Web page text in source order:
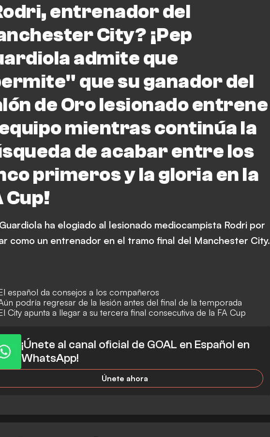
entrenador del
City? ¡Pep
admite que
que su ganador del
de Oro lesionado entrene
mientras continúa la
de acabar entre los
primeros y la gloria en la
Cup!
ha elogiado al lesionado mediocampista Rodri por
como un entrenador en el tramo final del Manchester City.
español da consejos a los compañeros
podría regresar de la lesión antes del final de la temporada
City apunta a llegar a su tercera final consecutiva de la FA Cup
¡Únete al canal oficial de GOAL en Español en
WhatsApp!
Únete ahora